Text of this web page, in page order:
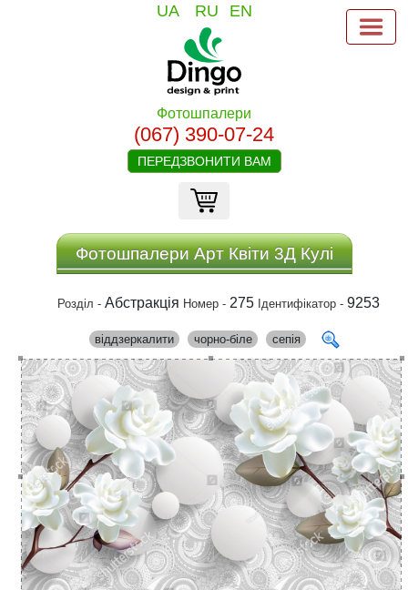
UA RU EN
Фотошпалери
(067) 390-07-24
ПЕРЕДЗВОНИТИ ВАМ
Фотошпалери Арт Квіти 3Д Кулі
Розділ - Абстракція Номер - 275 Ідентифікатор - 9253
віддзеркалити чорно-біле сепія